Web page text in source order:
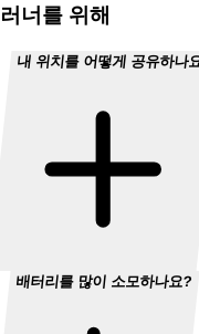
러너를 위해
내 위치를 어떻게 공유하나
배터리를 많이 소모하나요?